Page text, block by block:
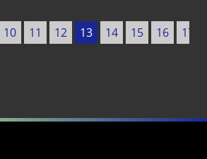
第4回： Sysdig・
検知イベント取り扱いの課題と解消策
10 11 12 13 14 15 16 17